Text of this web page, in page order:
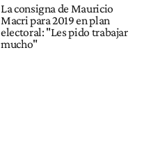
La consigna de Mauricio
Macri para 2019 en plan
electoral: "Les pido trabajar
mucho"